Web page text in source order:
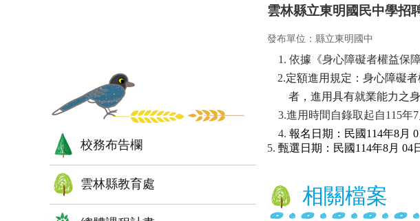
校務布告欄
雲林縣教育處
雲林縣立東明國民中學招
發布單位：縣立東明國中
1. 依據《身心障礙者權益保
2.定額進用規定：身心障礙
者，進用具有就業能力之
3.進用時間自錄取起自115年7
4. 報名日期：民國114年8月
5. 甄選日期：民國114年8月 04
相關檔案